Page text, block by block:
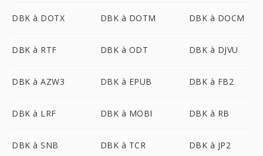
DBK à DOTX DBK à DOTM DBK à DOCM
DBK à RTF DBK à ODT DBK à DJVU
DBK à AZW3 DBK à EPUB DBK à FB2
DBK à LRF DBK à MOBI DBK à RB
DBK à SNB DBK à TCR DBK à JP2